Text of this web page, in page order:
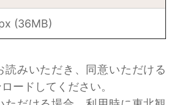
(36MB)
読みいただき、同意いただける
ードしてください。